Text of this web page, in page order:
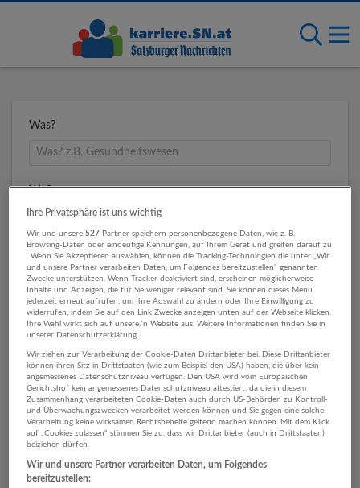
Was?
Wo?
Umkreis
1 Geschäftsführung, Leitung
Sonstige Dienstleistungen
Unternehmen
Ihre Privatsphäre ist uns wichtig
Wir und unsere527 Partner speichern personenbezogene Daten, wie z. B.
Browsing-Daten oder eindeutige Kennungen, auf Ihrem Gerät und greifen darauf zu
. Wenn Sie Akzeptieren auswählen, können die Tracking-Technologien die unter „Wir
und unsere Partner verarbeiten Daten, um Folgendes bereitzustellen“ genannten
Zwecke unterstützen. Wenn Tracker deaktiviert sind, erscheinen möglicherweise
Inhalte und Anzeigen, die für Sie weniger relevant sind. Sie können dieses Menü
jederzeit erneut aufrufen, um Ihre Auswahl zu ändern oder Ihre Einwilligung zu
widerrufen, indem Sie auf den Link Zwecke anzeigen unten auf der Webseite klicken.
Ihre Wahl wirkt sich auf unsere/n Website aus. Weitere Informationen finden Sie in
unserer Datenschutzerklärung.
Wir ziehen zur Verarbeitung der Cookie-Daten Drittanbieter bei. Diese Drittanbieter
können ihren Sitz in Drittstaaten (wie zum Beispiel den USA) haben, die über kein
angemessenes Datenschutzniveau verfügen. Den USA wird vom Europäischen
Gerichtshof kein angemessenes Datenschutzniveau attestiert, da die in diesem
Zusammenhang verarbeiteten Cookie-Daten auch durch US-Behörden zu Kontroll-
und Überwachungszwecken verarbeitet werden können und Sie gegen eine solche
Verarbeitung keine wirksamen Rechtsbehelfe geltend machen können. Mit dem Klick
auf „Cookies zulassen“ stimmen Sie zu, dass wir Drittanbieter (auch in Drittstaaten)
beiziehen dürfen.
Wir und unsere Partner verarbeiten Daten, um Folgendes
bereitzustellen: